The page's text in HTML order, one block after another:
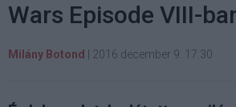
Wars Episode VIII-
Milány Botond 2016 december 9. 17:30